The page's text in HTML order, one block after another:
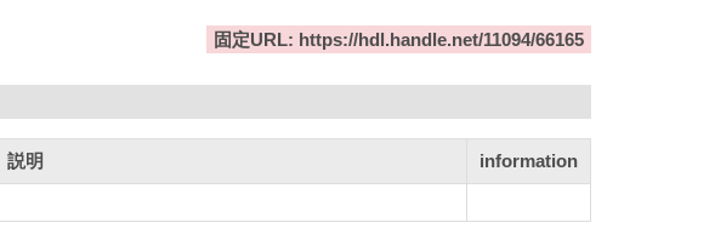
固定URL: https://hdl.handle.net/11094/66165
説明 information